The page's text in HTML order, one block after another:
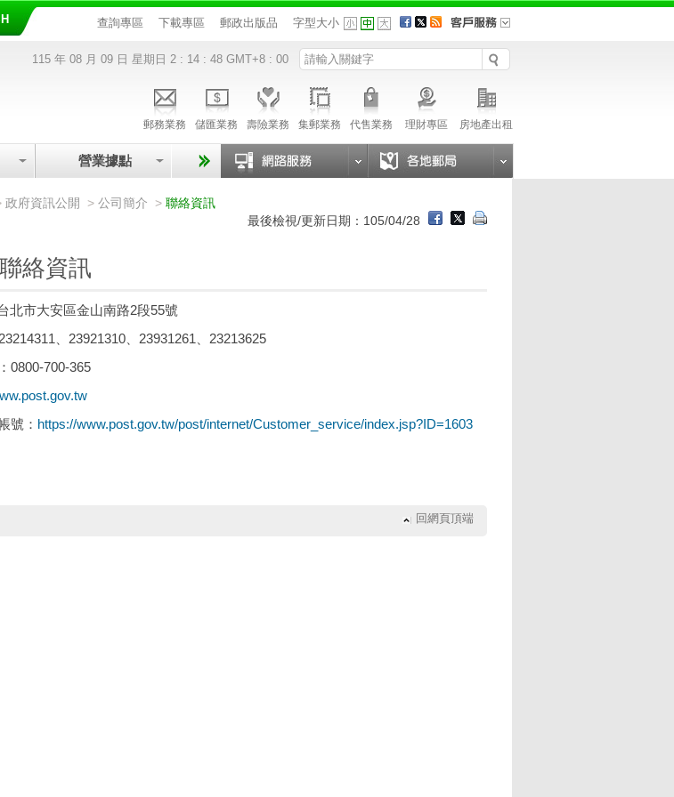
查詢專區 下載專區 郵政出版品 字型大小
115 年 08 月 09 日 星期日 2 : 14 : 48 GMT+8 : 00
郵務業務 儲匯業務 壽險業務 集郵業務 代售業務 理財專區 房地產出租
營業據點
政府資訊公開 > 公司簡介 > 聯絡資訊
最後檢視/更新日期：105/04/28
聯絡資訊
北市大安區金山南路2段55號
、23921310、23931261、23213625
0800-700-365
號： https://www.post.gov.tw/post/internet/Customer_service/index.jsp?ID=1603
回網頁頂端